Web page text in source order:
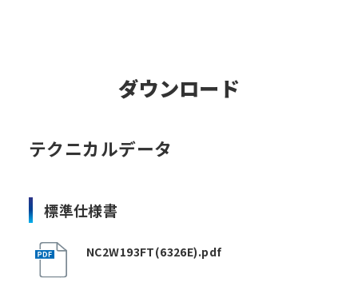
ダウンロード
テクニカルデータ
標準仕様書
NC2W193FT(6326E).pdf